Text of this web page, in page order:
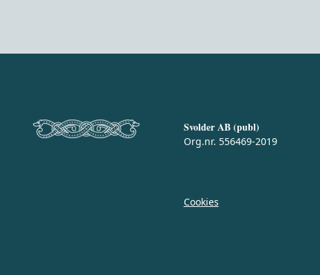
Svolder AB (publ)
Org.nr. 556469-2019
Cookies